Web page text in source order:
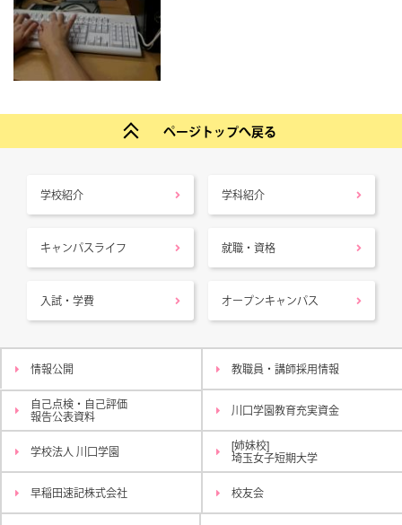
ページトップへ戻る
学校紹介 学科紹介
キャンパスライフ 就職・資格
入試・学費 オープンキャンパス
情報公開 教職員・講師採用情報
自己点検・自己評価
報告公表資料
川口学園教育充実資金
学校法人 川口学園
[姉妹校]
埼玉女子短期大学
早稲田速記株式会社 校友会